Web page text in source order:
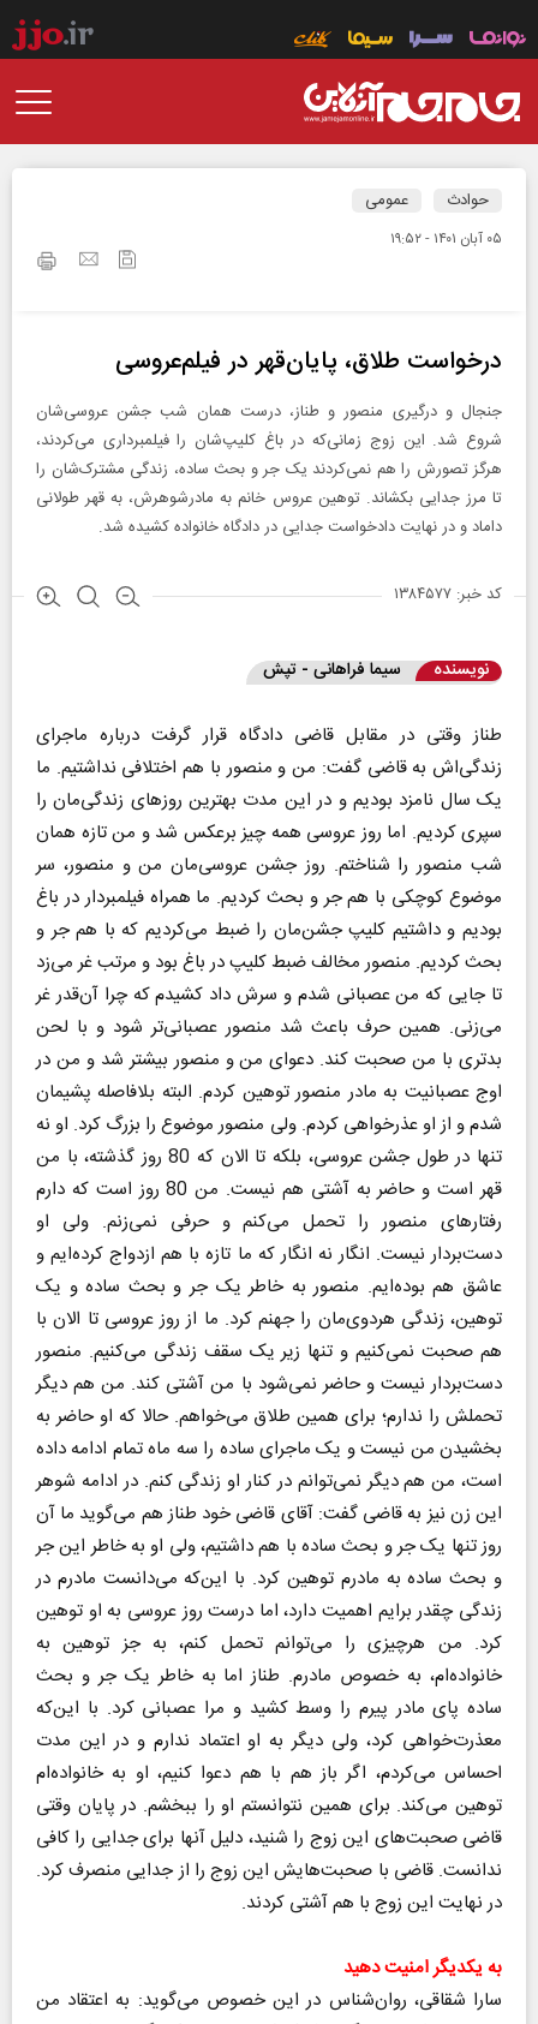
حوادث عمومی
۰۵ آبان ۱۴۰۱ - ۱۹:۵۲
درخواست طلاق، پایان‌قهر در فیلم‌عروسی
جنجال و درگیری منصور و طناز، درست همان شب جشن عروسی‌شان
شروع شد. این زوج زمانی‌که در باغ کلیپ‌شان را فیلمبرداری می‌کردند،
هرگز تصورش را هم نمی‌کردند یک جر و بحث ساده، زندگی مشترک‌شان را
تا مرز جدایی بکشاند. توهین عروس خانم به مادرشوهرش، به قهر طولانی
داماد و در نهایت دادخواست جدایی در دادگاه خانواده کشیده‌ شد.
کد خبر: ۱۳۸۴۵۷۷
نویسنده سیما فراهانی - تپش
طناز وقتی در مقابل قاضی دادگاه قرار گرفت درباره ماجرای
زندگی‌اش به قاضی گفت: من و منصور با هم اختلافی نداشتیم. ما
یک سال نامزد بودیم و در این مدت بهترین روزهای زندگی‌مان را
سپری کردیم. اما روز عروسی همه چیز برعکس شد و من تازه همان
شب منصور را شناختم. روز جشن عروسی‌مان من و منصور، سر
موضوع کوچکی با هم جر و بحث کردیم. ما همراه فیلمبردار در باغ
بودیم و داشتیم کلیپ جشن‌مان را ضبط می‌کردیم که با هم جر و
بحث کردیم. منصور مخالف ضبط کلیپ در باغ بود و مرتب غر می‌زد
تا جایی که من عصبانی شدم و سرش داد کشیدم که چرا آن‌قدر غر
می‌زنی. همین حرف باعث شد منصور عصبانی‌تر شود و با لحن
بدتری با من صحبت کند. دعوای من و منصور بیشتر شد و من در
اوج عصبانیت به مادر منصور توهین کردم. البته بلافاصله پشیمان
شدم و از او عذرخواهی کردم. ولی منصور موضوع را بزرگ کرد. او نه
تنها در طول جشن عروسی، بلکه تا الان که 80 روز گذشته، با من
قهر است و حاضر به آشتی هم نیست. من 80 روز است که دارم
رفتارهای منصور را تحمل می‌کنم و حرفی نمی‌زنم. ولی او
دست‌بردار نیست. انگار نه انگار که ما تازه با هم ازدواج کرده‌ایم و
عاشق هم بوده‌ایم. منصور به خاطر یک جر و بحث ساده و یک
توهین، زندگی هردوی‌مان را جهنم کرد. ما از روز عروسی تا الان با
هم صحبت نمی‌کنیم و تنها زیر یک سقف زندگی می‌کنیم. منصور
دست‌بردار نیست و حاضر نمی‌شود با من آشتی کند. من هم دیگر
تحملش را ندارم؛ برای همین طلاق می‌خواهم. حالا که او حاضر به
بخشیدن من نیست و یک ماجرای ساده را سه ماه تمام ادامه داده
است، من هم دیگر نمی‌توانم در کنار او زندگی کنم. در ادامه شوهر
این زن نیز به قاضی گفت: آقای قاضی خود طناز هم می‌گوید ما آن
روز تنها یک جر و بحث ساده با هم داشتیم، ولی او به خاطر این جر
و بحث ساده به مادرم توهین کرد. با این‌که می‌دانست مادرم در
زندگی چقدر برایم اهمیت دارد، اما درست روز عروسی به او توهین
کرد. من هرچیزی را می‌توانم تحمل کنم، به جز توهین به
خانواده‌ام، به خصوص مادرم. طناز اما به خاطر یک جر و بحث
ساده پای مادر پیرم را وسط کشید و مرا عصبانی کرد. با این‌که
معذرت‌خواهی کرد، ولی دیگر به او اعتماد ندارم و در این مدت
احساس می‌کردم، اگر باز هم با هم دعوا کنیم، او به خانواده‌ام
توهین می‌کند. برای همین نتوانستم او را ببخشم. در پایان وقتی
قاضی صحبت‌های این زوج را شنید، دلیل آنها برای جدایی را کافی
ندانست. قاضی با صحبت‌هایش این زوج را از جدایی منصرف کرد.
در نهایت این زوج با هم آشتی کردند.
به یکدیگر امنیت دهید
سارا شقاقی، روان‌شناس در این خصوص می‌گوید: به اعتقاد من